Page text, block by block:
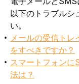
以下のトラブルシ
い。
メールの受信ト
をすべきですか？
スマートフォンに
法は？